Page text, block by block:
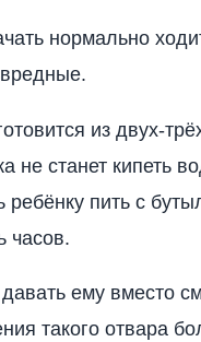
нормально
из двух-
не станет кипеть
ребёнку пить с
часов.
ему вместо
такого отвара